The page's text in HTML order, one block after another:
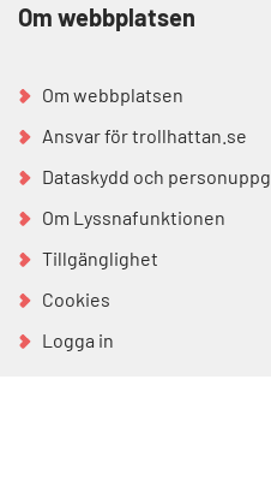
Om webbplatsen
Om webbplatsen
Ansvar för trollhattan.se
Dataskydd och
Om Lyssnafunktionen
Tillgänglighet
Cookies
Logga in